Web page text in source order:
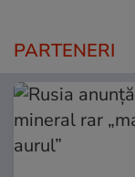
PARTENERI